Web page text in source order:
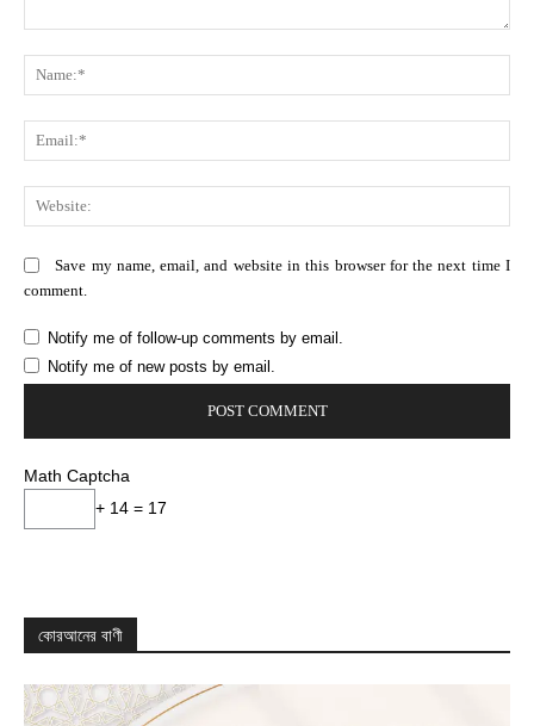
Save my name, email, and website in this browser for the next time I
comment.
Notify me of follow-up comments by email.
Notify me of new posts by email.
Math Captcha
+ 14 = 17
কোরআনের বাণী